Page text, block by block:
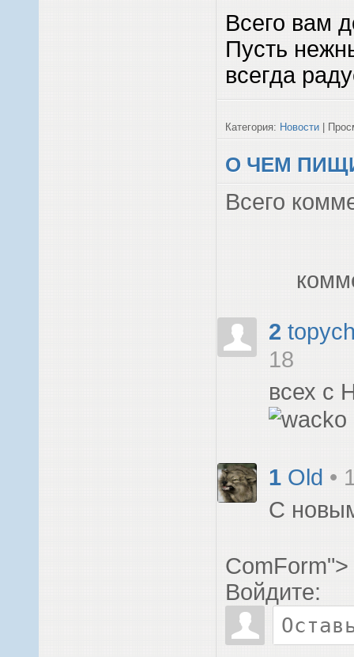
Всего вам
Пусть
всегда
Категория: Новости |
О ЧЕМ
Всего
2
18
всех с
1 Old •
С
ComForm">
Войдите: